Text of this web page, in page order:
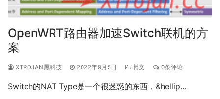
OpenWRT路由器加速Switch联机的方
案
XTROJAN黑科技 2022年9月5日 博文 0条评论
Switch的NAT Type是一个很迷惑的东西，&hellip…